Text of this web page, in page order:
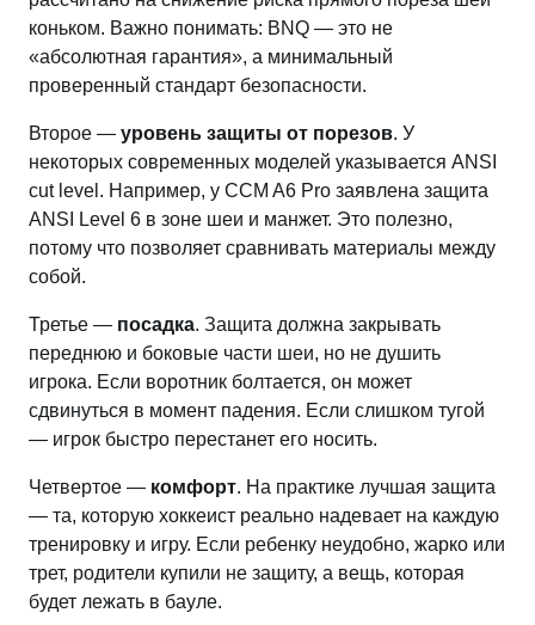
коньком. Важно понимать: BNQ — это не
«абсолютная гарантия», а минимальный
проверенный стандарт безопасности.
Второе — уровень защиты от порезов. У
некоторых современных моделей указывается ANSI
cut level. Например, у CCM A6 Pro заявлена защита
ANSI Level 6 в зоне шеи и манжет. Это полезно,
потому что позволяет сравнивать материалы между
собой.
Третье — посадка. Защита должна закрывать
переднюю и боковые части шеи, но не душить
игрока. Если воротник болтается, он может
сдвинуться в момент падения. Если слишком тугой
— игрок быстро перестанет его носить.
Четвертое — комфорт. На практике лучшая защита
— та, которую хоккеист реально надевает на каждую
тренировку и игру. Если ребенку неудобно, жарко или
трет, родители купили не защиту, а вещь, которая
будет лежать в бауле.